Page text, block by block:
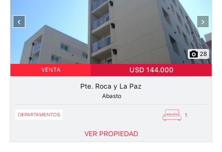
‹ ›
28
VENTA USD 144.000
Pte. Roca y La Paz
Abasto
DEPARTAMENTOS 1
VER PROPIEDAD